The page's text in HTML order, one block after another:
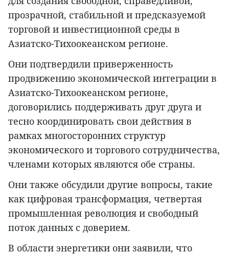
прозрачной, стабильной и предсказуемой
торговой и инвестиционной среды в
Азиатско-Тихоокеанском регионе.
Они подтвердили приверженность
продвижению экономической интеграции в
Азиатско-Тихоокеанском регионе,
договорились поддерживать друг друга и
тесно координировать свои действия в
рамках многосторонних структур
экономического и торгового сотрудничества,
членами которых являются обе страны.
Они также обсудили другие вопросы, такие
как цифровая трансформация, четвертая
промышленная революция и свободный
поток данных с доверием.
В области энергетики они заявили, что